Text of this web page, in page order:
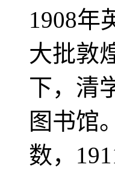
1908年
大批敦
下，清
图书馆
数，